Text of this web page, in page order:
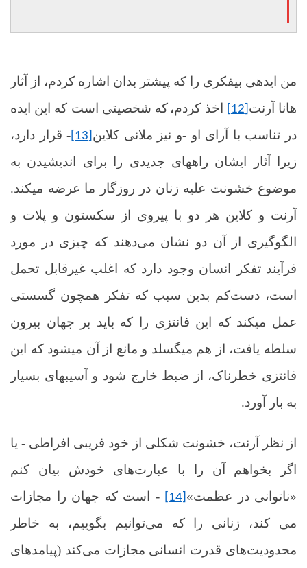
من ایده­ی بی­فکری را که پیشتر بدان اشاره کردم، از آثار
هانا آرنت
اخذ کردم، که شخصیتی است که این ایده
در تناسب با آرای او -و نیز ملانی کلاین
- قرار دارد،
زیرا آثار ایشان راه­های جدیدی را برای اندیشیدن به
موضوع خشونت علیه زنان در روزگار ما عرضه می­کند.
آرنت و کلاین هر دو با پیروی از سکستون و پلات و
الگوگیری از آن دو نشان می‌دهند که چیزی در مورد
فرآیند تفکر انسان وجود دارد که اغلب غیرقابل تحمل
است، دست‌کم بدین سبب که تفکر همچون گسستی
عمل می­کند که این فانتزی را که باید بر جهان بیرون
سلطه یافت، از هم می­گسلد و مانع از آن می­شود که این
فانتزی خطرناک، از ضبط خارج شود و آسیب­های بسیار
به بار آورد.
از نظر آرنت، خشونت شکلی از خود فریبی افراطی - یا
اگر بخواهم آن را با عبارت‌های خودش بیان کنم
«ناتوانی در عظمت»
- است که جهان را مجازات
می کند، زنانی را که می‌توانیم بگوییم، به خاطر
محدودیت‌های قدرت انسانی مجازات می‌کند (پیامدهای